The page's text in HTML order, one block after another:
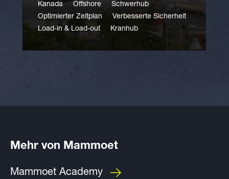
Kanada Offshore
Schwerhub
Optimierter Zeitplan
Verbesserte Sicherheit
Load-in & Load-out
Kranhub
Mehr von Mammoet
Mammoet Academy